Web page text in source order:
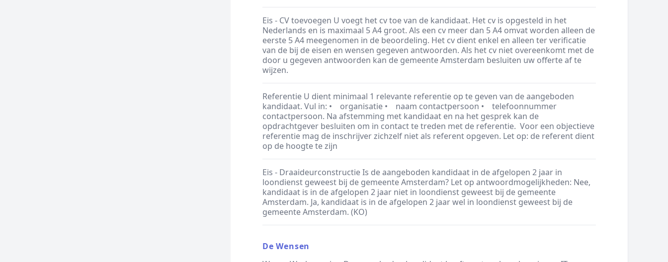
Eis - CV toevoegen U voegt het cv toe van de kandidaat. Het cv is opgesteld in het
Nederlands en is maximaal 5 A4 groot. Als een cv meer dan 5 A4 omvat worden alleen de
eerste 5 A4 meegenomen in de beoordeling. Het cv dient enkel en alleen ter verificatie
van de bij de eisen en wensen gegeven antwoorden. Als het cv niet overeenkomt met de
door u gegeven antwoorden kan de gemeente Amsterdam besluiten uw offerte af te
wijzen.
Referentie U dient minimaal 1 relevante referentie op te geven van de aangeboden
kandidaat. Vul in: • organisatie • naam contactpersoon • telefoonnummer
contactpersoon. Na afstemming met kandidaat en na het gesprek kan de
opdrachtgever besluiten om in contact te treden met de referentie. Voor een objectieve
referentie mag de inschrijver zichzelf niet als referent opgeven. Let op: de referent dient
op de hoogte te zijn
Eis - Draaideurconstructie Is de aangeboden kandidaat in de afgelopen 2 jaar in
loondienst geweest bij de gemeente Amsterdam? Let op antwoordmogelijkheden: Nee,
kandidaat is in de afgelopen 2 jaar niet in loondienst geweest bij de gemeente
Amsterdam. Ja, kandidaat is in de afgelopen 2 jaar wel in loondienst geweest bij de
gemeente Amsterdam. (KO)
De Wensen